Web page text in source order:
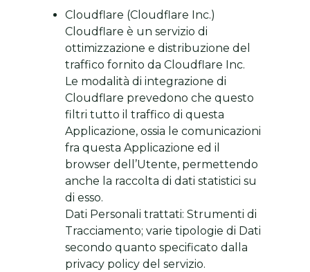
Cloudflare (Cloudflare Inc.)
Cloudflare è un servizio di
ottimizzazione e distribuzione del
traffico fornito da Cloudflare Inc.
Le modalità di integrazione di
Cloudflare prevedono che questo
filtri tutto il traffico di questa
Applicazione, ossia le comunicazioni
fra questa Applicazione ed il
browser dell’Utente, permettendo
anche la raccolta di dati statistici su
di esso.
Dati Personali trattati: Strumenti di
Tracciamento; varie tipologie di Dati
secondo quanto specificato dalla
privacy policy del servizio.